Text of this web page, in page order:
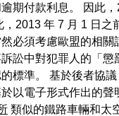
期付款利息。 因此
2013 年 7 月 1 日
必須考慮歐盟的相
訟中對犯罪人的「
標準。 基於後者協
以電子形式作出的
類似的鐵路車輛和太